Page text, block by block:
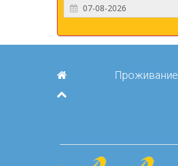
Проживание